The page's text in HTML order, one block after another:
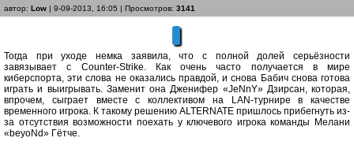
автор: Low | 9-09-2013, 16:05 | Просмотров: 3141
Тогда при уходе немка заявила, что с полной долей серьёзности
завязывает с Counter-Strike. Как очень часто получается в мире
киберспорта, эти слова не оказались правдой, и снова Бабич снова готова
играть и выигрывать. Заменит она Дженифер «JeNnY» Дзирсан, которая,
впрочем, сыграет вместе с коллективом на LAN-турнире в качестве
временного игрока. К такому решению ALTERNATE пришлось прибегнуть из-
за отсутствия возможности поехать у ключевого игрока команды Мелани
«beyoNd» Гётче.